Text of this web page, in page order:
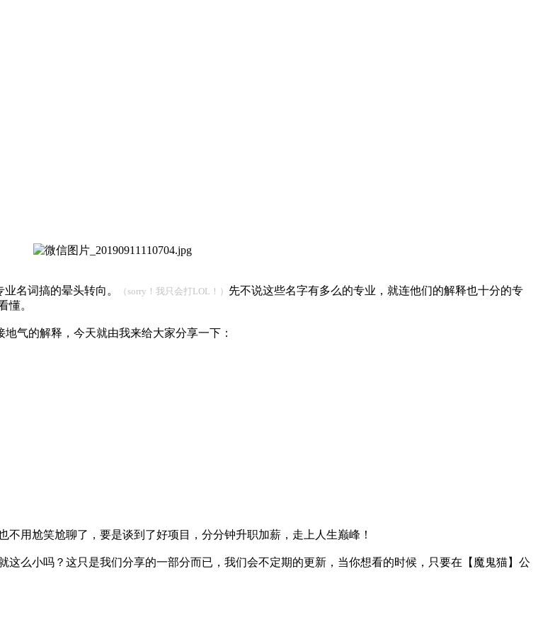
名词搞的晕头转向。 （sorry！我只会打LOL！） 先不说这些名字有多么的专业，就连他们的解释也十分的专
懂。
气的解释，今天就由我来给大家分享一下：
用尬笑尬聊了，要是谈到了好项目，分分钟升职加薪，走上人生巅峰！
么小吗？这只是我们分享的一部分而已，我们会不定期的更新，当你想看的时候，只要在【魔鬼猫】公